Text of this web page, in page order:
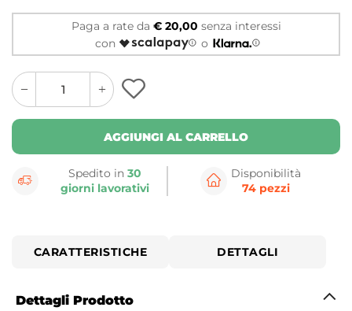
Paga a rate da € 20,00 senza interessi
con
o
quantity
button
quantity
minus
button
AGGIUNGI AL CARRELLO
Spedito in 30
giorni lavorativi
Disponibilità
74 pezzi
CARATTERISTICHE DETTAGLI
Dettagli Prodotto